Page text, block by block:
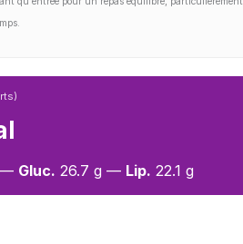
— Gluc. 26.7 g — Lip. 22.1 g